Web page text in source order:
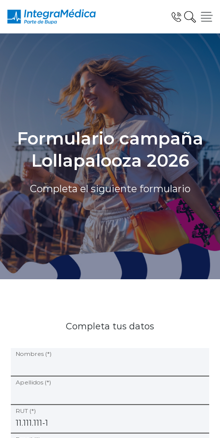
Especialidades y Servicios
Telemedicina Blua
Clínicas Dentales
Planes y Convenios
Pacientes Fonasa
Mi Portal Bupa
Formulario campaña
Lollapalooza 2026
Completa el siguiente formulario
Completa tus datos
Nombres (*)
Apellidos (*)
RUT (*)